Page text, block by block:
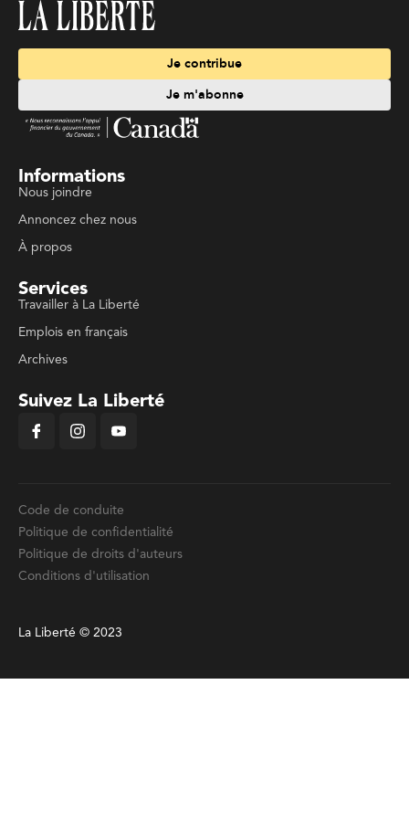
Je contribue
Je m'abonne
Informations
Nous joindre
Annoncez chez nous
À propos
Services
Travailler à La Liberté
Emplois en français
Archives
Suivez La Liberté
Code de conduite
Politique de confidentialité
Politique de droits d'auteurs
Conditions d'utilisation
La Liberté © 2023